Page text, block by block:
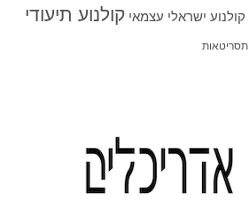
קולנוע ישראלי עצמאי קולנוע תיעודי
תסריטאות